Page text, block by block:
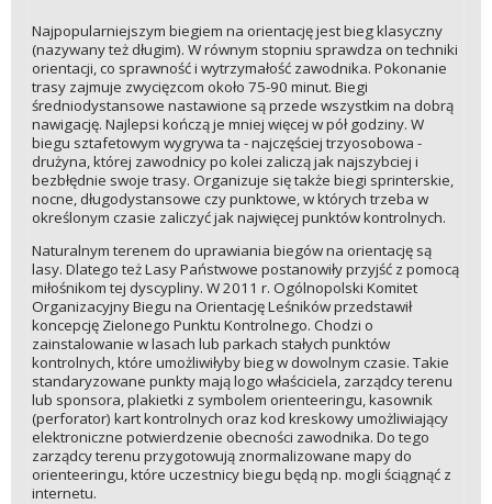
Najpopularniejszym biegiem na orientację jest bieg klasyczny
(nazywany też długim). W równym stopniu sprawdza on techniki
orientacji, co sprawność i wytrzymałość zawodnika. Pokonanie
trasy zajmuje zwycięzcom około 75-90 minut. Biegi
średniodystansowe nastawione są przede wszystkim na dobrą
nawigację. Najlepsi kończą je mniej więcej w pół godziny. W
biegu sztafetowym wygrywa ta - najczęściej trzyosobowa -
drużyna, której zawodnicy po kolei zaliczą jak najszybciej i
bezbłędnie swoje trasy. Organizuje się także biegi sprinterskie,
nocne, długodystansowe czy punktowe, w których trzeba w
określonym czasie zaliczyć jak najwięcej punktów kontrolnych.
Naturalnym terenem do uprawiania biegów na orientację są
lasy. Dlatego też Lasy Państwowe postanowiły przyjść z pomocą
miłośnikom tej dyscypliny. W 2011 r. Ogólnopolski Komitet
Organizacyjny Biegu na Orientację Leśników przedstawił
koncepcję Zielonego Punktu Kontrolnego. Chodzi o
zainstalowanie w lasach lub parkach stałych punktów
kontrolnych, które umożliwiłyby bieg w dowolnym czasie. Takie
standaryzowane punkty mają logo właściciela, zarządcy terenu
lub sponsora, plakietki z symbolem orienteeringu, kasownik
(perforator) kart kontrolnych oraz kod kreskowy umożliwiający
elektroniczne potwierdzenie obecności zawodnika. Do tego
zarządcy terenu przygotowują znormalizowane mapy do
orienteeringu, które uczestnicy biegu będą np. mogli ściągnąć z
internetu.